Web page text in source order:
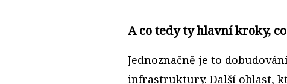
A co tedy ty hlavní kroky,
Jednoznačně je to
infrastruktury. Další oblast,